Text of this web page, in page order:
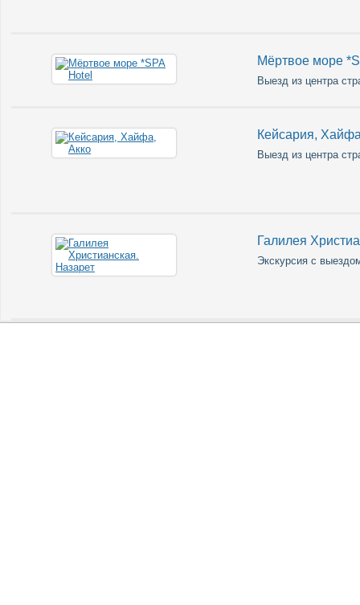
Мёртвое море
Выезд из центра
Кейсария,
Выезд из центра
Галилея
Экскурсия с